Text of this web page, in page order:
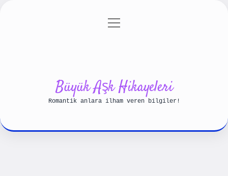
Gizlilik Politikası
menüyü
Büyük Aşk Hikayeleri
Romantik anlara ilham veren bilgiler!